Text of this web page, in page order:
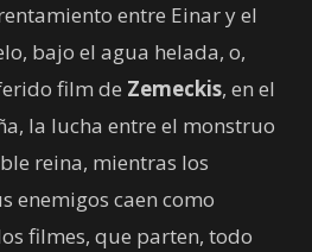
entre Einar y el
bajo el agua helada, o,
film de Zemeckis, en el
la lucha entre el monstruo
reina, mientras los
enemigos caen como
filmes, que parten, todo